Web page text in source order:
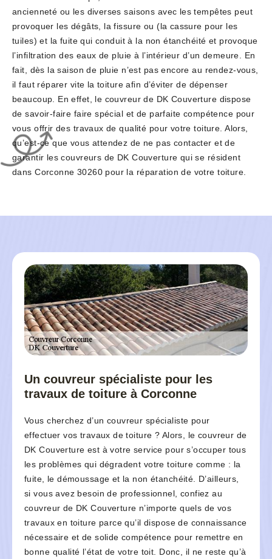
ancienneté ou les diverses saisons avec les tempêtes peut
provoquer les dégâts, la fissure ou (la cassure pour les
tuiles) et la fuite qui conduit à la non étanchéité et provoque
l’infiltration des eaux de pluie à l’intérieur d’un demeure. En
fait, dès la saison de pluie n’est pas encore au rendez-vous,
il faut réparer vite la toiture afin d’éviter de dépenser
beaucoup. En effet, le couvreur de DK Couverture dispose
de savoir-faire faire spécial et de parfaite compétence pour
vous offrir des travaux de qualité pour votre toiture. Alors,
qu’est-ce que vous attendez de ne pas contacter et de
garantir les couvreurs de DK Couverture qui se résident
dans Corconne 30260 pour la réparation de votre toiture.
Un couvreur spécialiste pour les
travaux de toiture à Corconne
Vous cherchez d’un couvreur spécialiste pour
effectuer vos travaux de toiture ? Alors, le couvreur de
DK Couverture est à votre service pour s’occuper tous
les problèmes qui dégradent votre toiture comme : la
fuite, le démoussage et la non étanchéité. D’ailleurs,
si vous avez besoin de professionnel, confiez au
couvreur de DK Couverture n’importe quels de vos
travaux en toiture parce qu’il dispose de connaissance
nécessaire et de solide compétence pour remettre en
bonne qualité l’état de votre toit. Donc, il ne reste qu’à